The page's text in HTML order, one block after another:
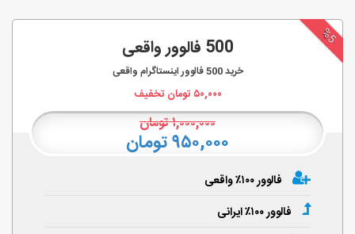
%5 500 فالوور واقعی
خرید500فالوور اینستاگرام واقعی
۵۰,۰۰۰تومان تخفیف
۱,۰۰۰,۰۰۰تومان
۹۵۰,۰۰۰ تومان
فالوور ۱۰۰٪ واقعی
فالوور ۱۰۰٪ ایرانی